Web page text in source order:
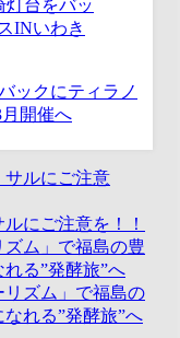
ックにティラノ
開催へ
にご注意を！！
ズム」で福島の豊
る”発酵旅”へ